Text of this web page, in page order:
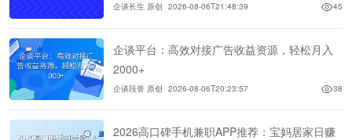
企谈长生 原创 2026-08-06T21:48:39 45
企谈平台：高效对接广告收益资源，轻松月入
2000+
企谈段誉 原创 2026-08-06T20:23:57 38
2026高口碑手机兼职APP推荐：宝妈居家日赚